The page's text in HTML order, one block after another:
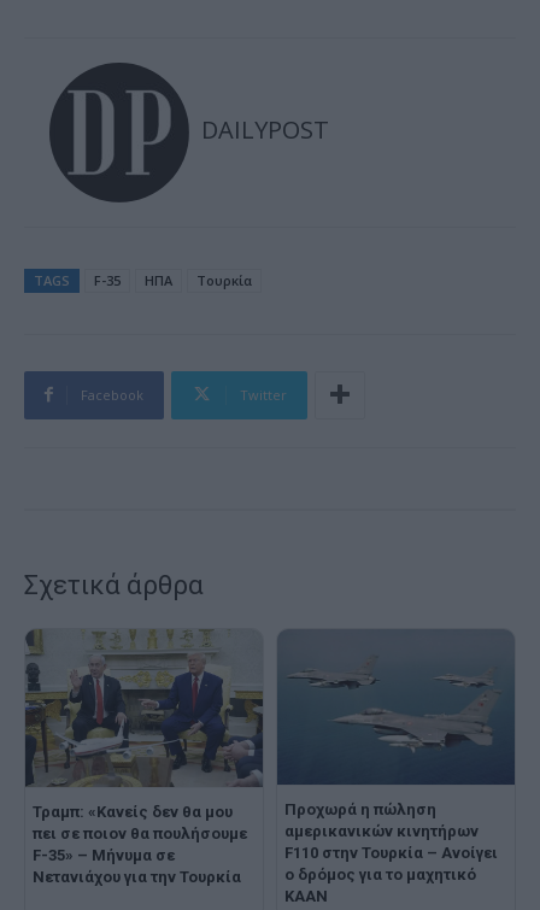
DAILYPOST
TAGS F-35 ΗΠΑ Τουρκία
Facebook Twitter
Σχετικά άρθρα
Τραμπ: «Κανείς δεν θα μου
πει σε ποιον θα πουλήσουμε
F-35» – Μήνυμα σε
Νετανιάχου για την Τουρκία
Προχωρά η πώληση
αμερικανικών κινητήρων
F110 στην Τουρκία – Ανοίγει
ο δρόμος για το μαχητικό
KAAN